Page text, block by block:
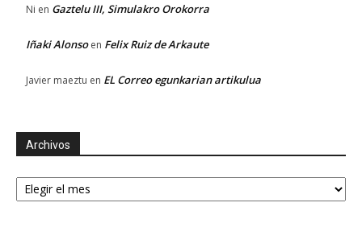
Ni en Gaztelu III, Simulakro Orokorra
Iñaki Alonsoen Felix Ruiz de Arkaute
Javier maeztu en EL Correo egunkarian artikulua
Archivos
Archivos